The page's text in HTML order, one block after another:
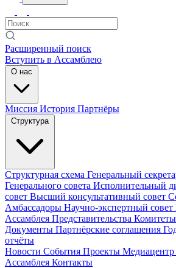
Расширенный поиск
Вступить в Ассамблею
О нас
Миссия История Партнёры
Структура
Структурная схема Генеральный
Генерального совета Исполнительный
совет Высший консультативный совет
Амбассадоры Научно-экспертный совет
Ассамблея Представительства Комитеты
Документы Партнёрские соглашения
отчёты
Новости События Проекты Медиацентр
Ассамблея Контакты